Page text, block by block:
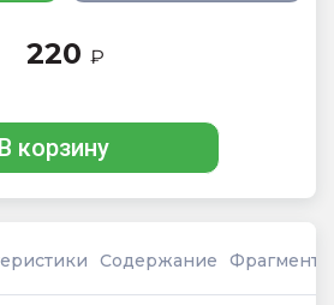
220 ₽
В корзину
Содержание Фрагмент